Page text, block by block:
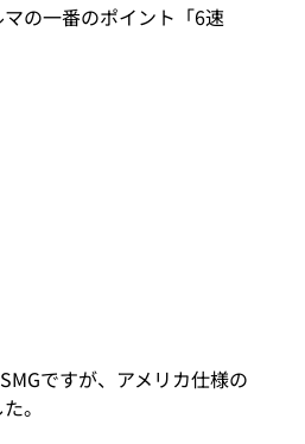
の一番のポイント「6速
ですが、アメリカ仕様の
。